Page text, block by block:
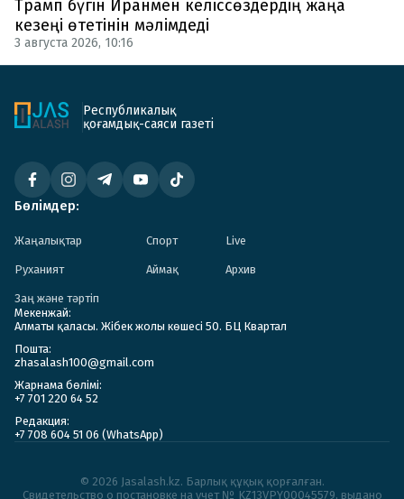
Трамп бүгін Иранмен келіссөздердің жаңа
кезеңі өтетінін мәлімдеді
3 августа 2026, 10:16
Республикалық
қоғамдық-саяси газеті
Бөлімдер:
Жаңалықтар Спорт Live
Руханият Аймақ Архив
Заң және тәртіп
Мекенжай:
Алматы қаласы. Жібек жолы көшесі 50. БЦ Квартал
Пошта:
zhasalash100@gmail.com
Жарнама бөлімі:
+7 701 220 64 52
Редакция:
+7 708 604 51 06 (WhatsApp)
© 2026 Jasalash.kz. Барлық құқық қорғалған.
Cвидетельство о постановке на учет № KZ13VPY00045579, выдано